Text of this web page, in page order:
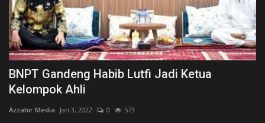
BNPT Gandeng Habib Lutfi Jadi Ketua
Kelompok Ahli
Azzahir Media Jan 3, 2022 0 573